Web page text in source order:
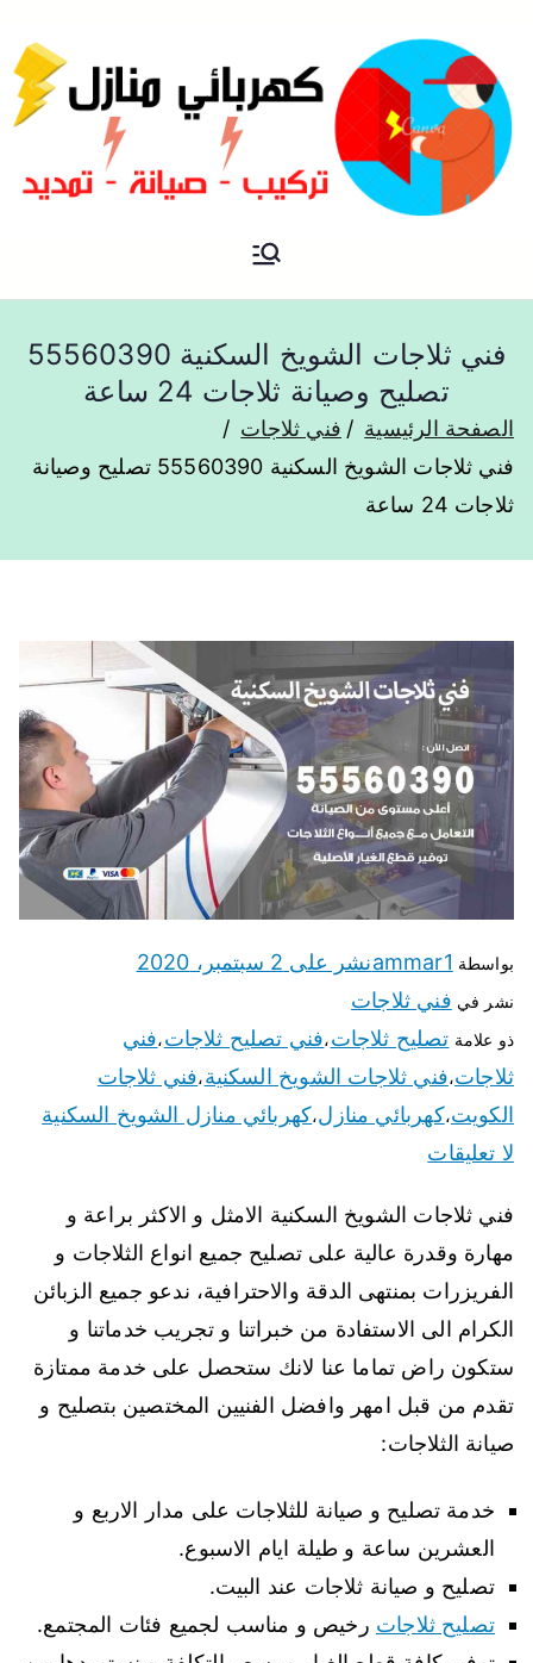
فني كهربائي منازل الكويت
فني ثلاجات الشويخ السكنية 55560390
تصليح وصيانة ثلاجات 24 ساعة
الصفحة الرئيسية
فني ثلاجات
فني ثلاجات الشويخ السكنية 55560390 تصليح وصيانة
ثلاجات 24 ساعة
بواسطة ammar1نشر على 2 سبتمبر، 2020
نشر في فني ثلاجات
ذو علامة تصليح ثلاجات،فني تصليح ثلاجات،فني
ثلاجات،فني ثلاجات الشويخ السكنية،فني ثلاجات
الكويت،كهربائي منازل،كهربائي منازل الشويخ السكنية
لا تعليقات
فني ثلاجات الشويخ السكنية الامثل و الاكثر براعة و
مهارة وقدرة عالية على تصليح جميع انواع الثلاجات و
الفريزرات بمنتهى الدقة والاحترافية، ندعو جميع الزبائن
الكرام الى الاستفادة من خبراتنا و تجريب خدماتنا و
ستكون راض تماما عنا لانك ستحصل على خدمة ممتازة
تقدم من قبل امهر وافضل الفنيين المختصين بتصليح و
صيانة الثلاجات:
خدمة تصليح و صيانة للثلاجات على مدار الاربع و
العشرين ساعة و طيلة ايام الاسبوع.
تصليح و صيانة ثلاجات عند البيت.
تصليح ثلاجات رخيص و مناسب لجميع فئات المجتمع.